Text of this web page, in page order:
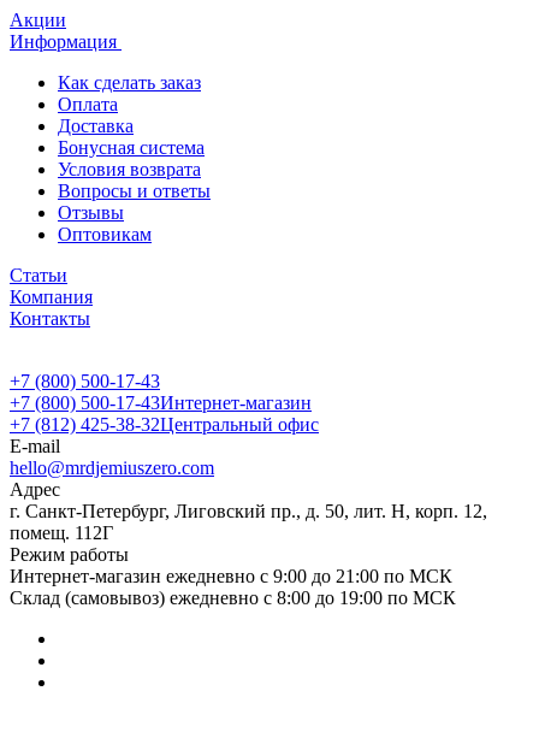
Акции
Информация
Как сделать заказ
Оплата
Доставка
Бонусная система
Условия возврата
Вопросы и ответы
Отзывы
Оптовикам
Статьи
Компания
Контакты
+7 (800) 500-17-43
+7 (800) 500-17-43Интернет-магазин
+7 (812) 425-38-32Центральный офис
E-mail
hello@mrdjemiuszero.com
Адрес
г. Санкт-Петербург, Лиговский пр., д. 50, лит. Н, корп. 12,
помещ. 112Г
Режим работы
Интернет-магазин ежедневно с 9:00 до 21:00 по МСК
Склад (самовывоз) ежедневно с 8:00 до 19:00 по МСК